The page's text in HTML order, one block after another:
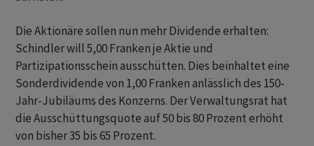
Die Aktionäre sollen nun mehr Dividende erhalten:
Schindler will 5,00 Franken je Aktie und
Partizipationsschein ausschütten. Dies beinhaltet eine
Sonderdividende von 1,00 Franken anlässlich des 150-
Jahr-Jubiläums des Konzerns. Der Verwaltungsrat hat
die Ausschüttungsquote auf 50 bis 80 Prozent erhöht
von bisher 35 bis 65 Prozent.